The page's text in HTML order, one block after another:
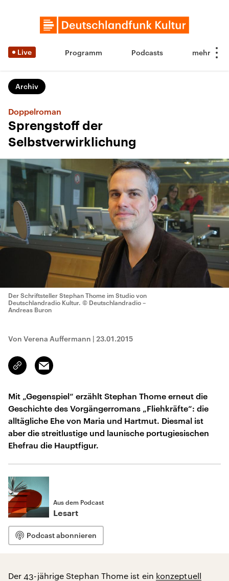
Live Programm Podcasts
Archiv
Doppelroman
Sprengstoff der
Selbstverwirklichung
Der Schriftsteller Stephan Thome im Studio von
Deutschlandradio Kultur. © Deutschlandradio –
Andreas Buron
Von Verena Auffermann | 23.01.2015
Link
kopieren/teilen
Email
Mit „Gegenspiel“ erzählt Stephan Thome erneut die
Geschichte des Vorgängerromans „Fliehkräfte“: die
alltägliche Ehe von Maria und Hartmut. Diesmal ist
aber die streitlustige und launische portugiesischen
Ehefrau die Hauptfigur.
Aus dem Podcast
Lesart
Podcast abonnieren
Der 43-jährige Stephan Thome ist ein konzeptuell